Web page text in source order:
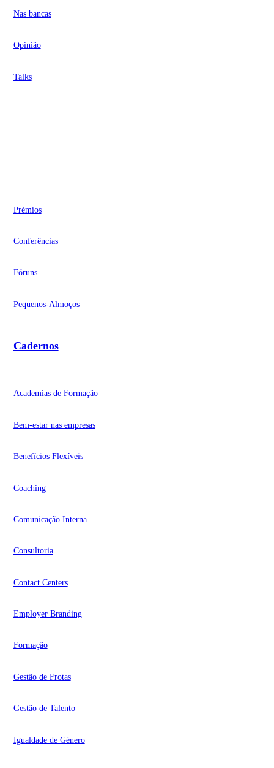
Nas bancas
Opinião
Talks
Prémios
Conferências
Fóruns
Pequenos-Almoços
Cadernos
Academias de Formação
Bem-estar nas empresas
Benefícios Flexíveis
Coaching
Comunicação Interna
Consultoria
Contact Centers
Employer Branding
Formação
Gestão de Frotas
Gestão de Talento
Igualdade de Género